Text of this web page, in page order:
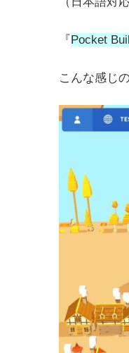
『Pocket
こんな感じ